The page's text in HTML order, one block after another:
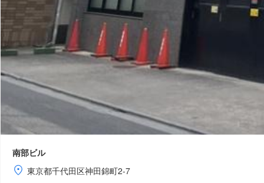
南部ビル
東京都千代田区神田錦町2-7